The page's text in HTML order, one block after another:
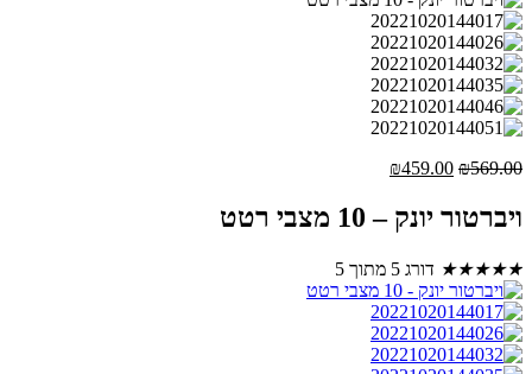
₪569.00
המחיר
היה:
₪569.00.
₪459.00
הוא:
₪459.00.ויברטור יונק – 10 מצבי רטט
★
★
★
★
★ דורג 5 מתוך 5